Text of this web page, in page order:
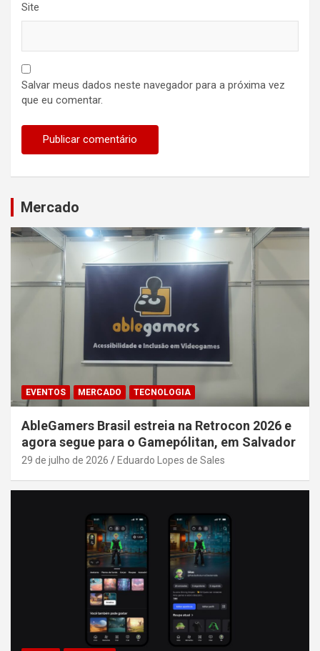
Site
Salvar meus dados neste navegador para a próxima vez
que eu comentar.
Mercado
EVENTOS MERCADO TECNOLOGIA
AbleGamers Brasil estreia na Retrocon 2026 e
agora segue para o Gamepólitan, em Salvador
29 de julho de 2026 Eduardo Lopes de Sales